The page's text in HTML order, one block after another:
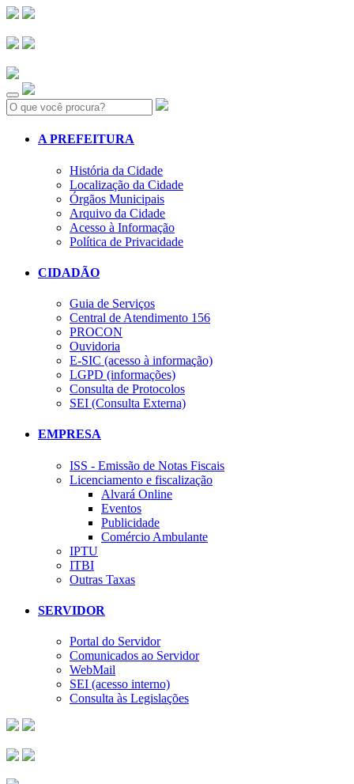
Search:
A PREFEITURA
História da Cidade
Localização da Cidade
Órgãos Municipais
Arquivo da Cidade
Acesso à Informação
Política de Privacidade
CIDADÃO
Guia de Serviços
Central de Atendimento 156
PROCON
Ouvidoria
E-SIC (acesso à informação)
LGPD (informações)
Consulta de Protocolos
SEI (Consulta Externa)
EMPRESA
ISS - Emissão de Notas Fiscais
Licenciamento e fiscalização
Alvará Online
Eventos
Publicidade
Comércio Ambulante
IPTU
ITBI
Outras Taxas
SERVIDOR
Portal do Servidor
Comunicados ao Servidor
WebMail
SEI (acesso interno)
Consulta às Legislações